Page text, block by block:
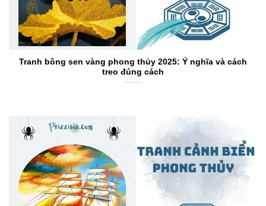
Tranh bông sen vàng phong thủy 2025: Ý nghĩa và cách
treo đúng cách